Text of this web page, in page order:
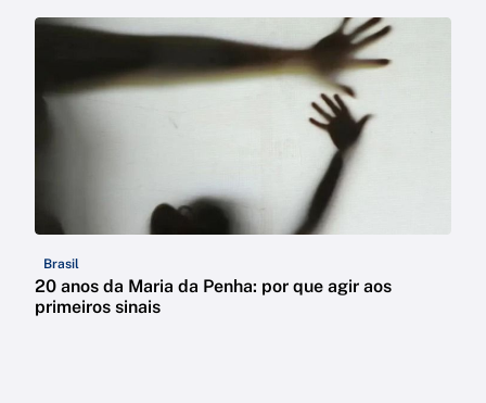
Brasil
20 anos da Maria da Penha: por que agir aos
primeiros sinais